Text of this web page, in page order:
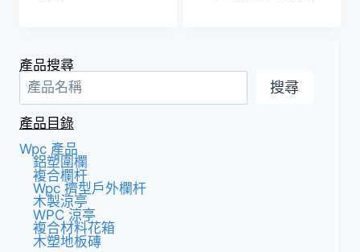
產品搜尋
搜尋
產品目錄
Wpc 產品
鋁塑圍欄
複合欄杆
Wpc 擠型戶外欄杆
木製涼亭
WPC 涼亭
複合材料花箱
木塑地板磚